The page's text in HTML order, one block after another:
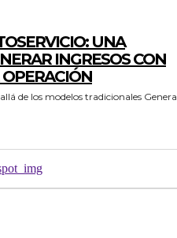
UNA
INGRESOS CON
los modelos tradicionales Generar